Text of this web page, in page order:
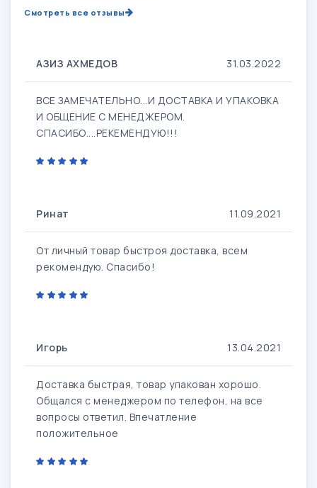
Смотреть все отзывы
АЗИЗ АХМЕДОВ 31.03.2022
ВСЕ ЗАМЕЧАТЕЛЬНО...И ДОСТАВКА И УПАКОВКА
И ОБЩЕНИЕ С МЕНЕДЖЕРОМ.
СПАСИБО....РЕКЕМЕНДУЮ!!!
Ринат 11.09.2021
От личный товар быстроя доставка, всем
рекомендую. Спасибо!
Игорь 13.04.2021
Доставка быстрая, товар упакован хорошо.
Общался с менеджером по телефон, на все
вопросы ответил. Впечатление
положительное